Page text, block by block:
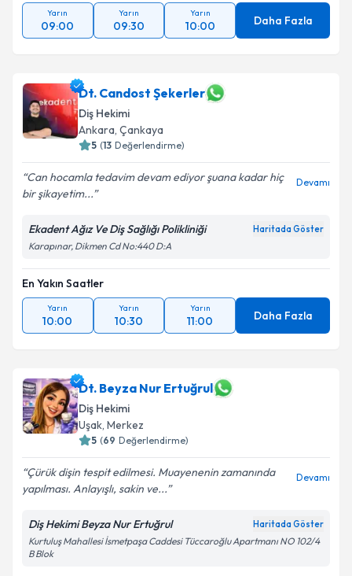
Yarın
09:00
Yarın
09:30
Yarın
10:00 Daha Fazla
Dt. Candost Şekerler
Diş Hekimi
Ankara, Çankaya
5 (13 Değerlendirme)
Can hocamla tedavim devam ediyor şuana kadar hiç
bir şikayetim...
Devamı
Ekadent Ağız Ve Diş Sağlığı Polikliniği Haritada Göster
Karapınar, Dikmen Cd No:440 D:A
En Yakın Saatler
Yarın
10:00
Yarın
10:30
Yarın
11:00 Daha Fazla
Dt. Beyza Nur Ertuğrul
Diş Hekimi
Uşak, Merkez
5 (69 Değerlendirme)
Çürük dişin tespit edilmesi. Muayenenin zamanında
yapılması. Anlayışlı, sakin ve...
Devamı
Diş Hekimi Beyza Nur Ertuğrul Haritada Göster
Kurtuluş Mahallesi İsmetpaşa Caddesi Tüccaroğlu Apartmanı NO 102/4
B Blok